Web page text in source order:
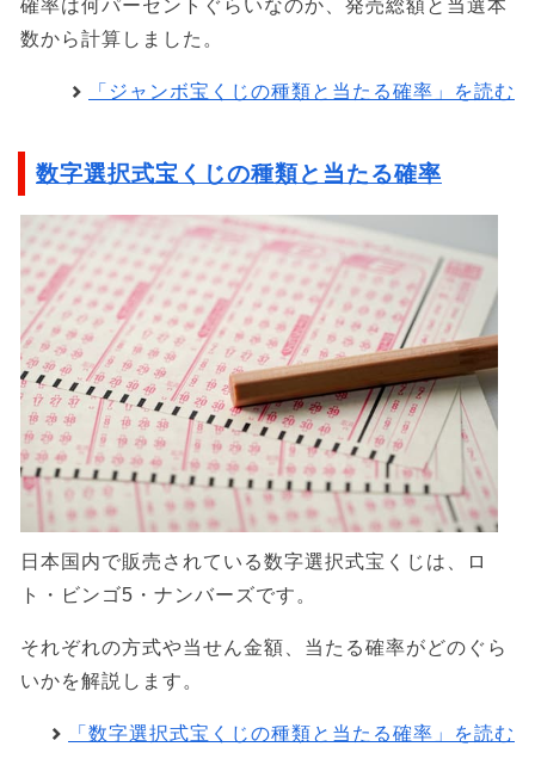
確率は何パーセントぐらいなのか、発売総額と当選本
数から計算しました。
「ジャンボ宝くじの種類と当たる確率」を読む
数字選択式宝くじの種類と当たる確率
日本国内で販売されている数字選択式宝くじは、ロ
ト・ビンゴ5・ナンバーズです。
それぞれの方式や当せん金額、当たる確率がどのぐら
いかを解説します。
「数字選択式宝くじの種類と当たる確率」を読む